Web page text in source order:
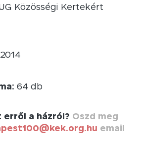
Közösségi Kertekért
2014
64 db
erről a házról? Oszd meg
email